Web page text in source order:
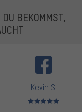
BEKOMMST,
Kevin S.
Bewertungen: 5 von 5